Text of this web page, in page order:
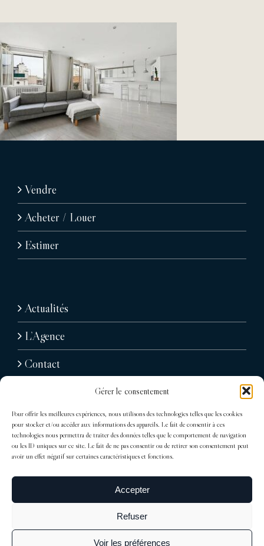
Gérer le consentement
Pour offrir les meilleures expériences, nous utilisons des technologies telles que les cookies
pour stocker et/ou accéder aux informations des appareils. Le fait de consentir à ces
technologies nous permettra de traiter des données telles que le comportement de navigation
ou les ID uniques sur ce site. Le fait de ne pas consentir ou de retirer son consentement peut
avoir un effet négatif sur certaines caractéristiques et fonctions.
Accepter
Refuser
Voir les préférences
Vendre
Acheter / Louer
Estimer
Actualités
L’Agence
Contact
31, avenue Raymond Poincaré
75116 Paris
Tél : + 33 (0)1 76 71 07 40
trocadero@sdelagrandiere.fr